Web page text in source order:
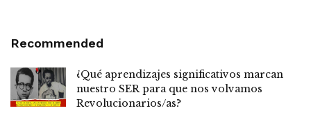
Recommended
¿Qué aprendizajes significativos marcan
nuestro SER para que nos volvamos
Revolucionarios/as?